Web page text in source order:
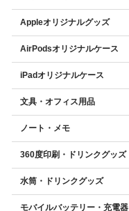
Appleオリジナルグッズ
AirPodsオリジナルケース
iPadオリジナルケース
文具・オフィス用品
ノート・メモ
360度印刷・ドリンクグッズ
水筒・ドリンクグッズ
モバイルバッテリー・充電器